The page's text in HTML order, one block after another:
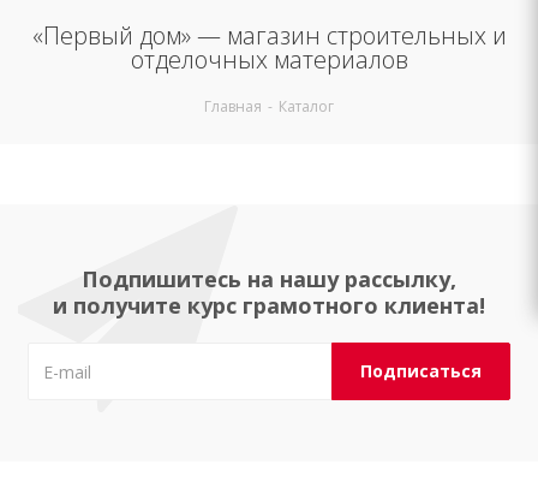
«Первый дом» — магазин строительных и
отделочных материалов
Главная - Каталог
Подпишитесь на нашу рассылку,
и получите курс грамотного клиента!